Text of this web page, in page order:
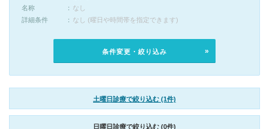
名称
なし
詳細条件
なし (曜日や時間帯を指定できます)
条件変更・絞り込み
土曜日診療で絞り込む (1件)
日曜日診療で絞り込む (0件)